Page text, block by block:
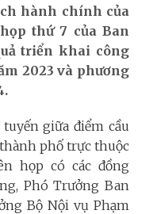
hành chính của
thứ 7 của Ban
triển khai công
2023 và phương
giữa điểm cầu
phố trực thuộc
họp có các đồng
Phó Trưởng Ban
Bộ Nội vụ Phạm